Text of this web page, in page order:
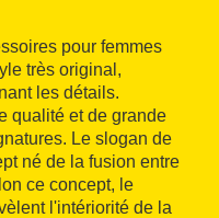
pour femmes
très original,
les détails.
qualité et de grande
Le slogan de
né de la fusion entre
ce concept, le
l'intériorité de la